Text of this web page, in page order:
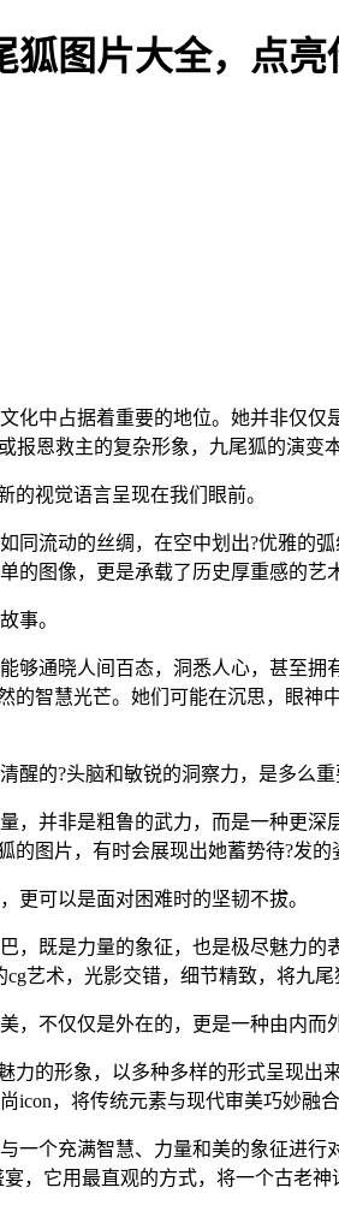
图片大全，点
化中占据着重要的地位。她并非仅
恩救主的复杂形象，九尾狐的演变
的视觉语言呈现在我们眼前。
同流动的丝绸，在空中划出?优雅的
的图像，更是承载了历史厚重感的艺
事。
够通晓人间百态，洞悉人心，甚至
的智慧光芒。她们可能在沉思，眼
醒的?头脑和敏锐的洞察力，是多么重
，并非是粗鲁的武力，而是一种更
图片，有时会展现出她蓄势待?发
更可以是面对困难时的坚韧不拔。
，既是力量的象征，也是极尽魅力
艺术，光影交错，细节精致，将九尾
不仅仅是外在的，更是一种由内而
的形象，以多种多样的形式呈现
，将传统元素与现代审美巧妙融
一个充满智慧、力量和美的象征进
，它用最直观的方式，将一个古老